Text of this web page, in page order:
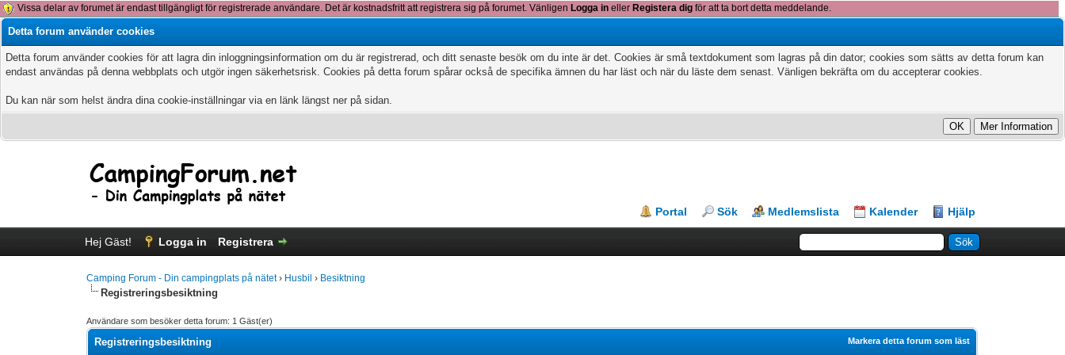
Vissa delar av forumet är endast tillgängligt för registrerade användare. Det är kostnadsfritt att registrera sig på forumet. Vänligen Logga in eller Registera dig för att ta bort detta meddelande.
Detta forum använder cookies
Detta forum använder cookies för att lagra din inloggningsinformation om du är registrerad, och ditt senaste besök om du inte är det. Cookies är små textdokument som lagras på din dator; cookies som sätts av detta forum kan
endast användas på denna webbplats och utgör ingen säkerhetsrisk. Cookies på detta forum spårar också de specifika ämnen du har läst och när du läste dem senast. Vänligen bekräfta om du accepterar cookies.
Du kan när som helst ändra dina cookie-inställningar via en länk längst ner på sidan.
Portal Sök Medlemslista Kalender Hjälp
Hej Gäst! Logga in Registrera
Camping Forum - Din campingplats på nätet› Husbil › Besiktning
Registreringsbesiktning
Användare som besöker detta forum: 1 Gäst(er)
Markera detta forum som läst
Registreringsbesiktning